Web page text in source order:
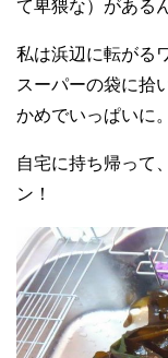
て卑猥な）がある
私は浜辺に転がる
スーパーの袋に拾
かめでいっぱいに。
自宅に持ち帰って
ン！